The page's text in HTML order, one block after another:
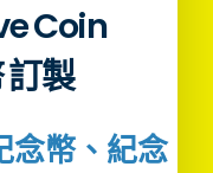
Coin
製
念幣、紀念